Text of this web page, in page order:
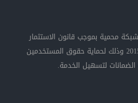
محمية بموجب قانون الاستثمار
المصري رقم (17) لسنة 2015 وذلك لحماية حقوق المستخدمين
لتسهيل الخدمة.